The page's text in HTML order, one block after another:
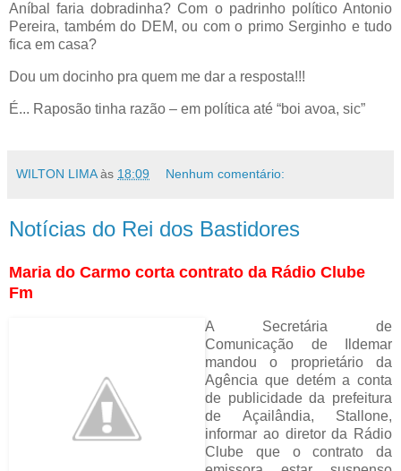
Aníbal faria dobradinha? Com o padrinho político Antonio
Pereira, também do DEM, ou com o primo Serginho e tudo
fica em casa?
Dou um docinho pra quem me dar a resposta!!!
É... Raposão tinha razão – em política até “boi avoa, sic”
WILTON LIMA às 18:09 Nenhum comentário:
Notícias do Rei dos Bastidores
Maria do Carmo corta contrato da Rádio Clube
Fm
A Secretária de
Comunicação de Ildemar
mandou o proprietário da
Agência que detém a conta
de publicidade da prefeitura
de Açailândia, Stallone,
informar ao diretor da Rádio
Clube que ocontrato da